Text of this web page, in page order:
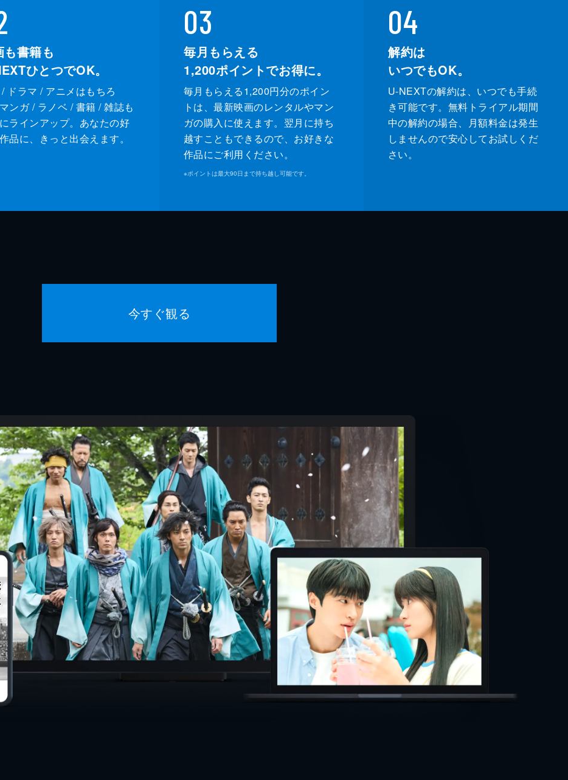
も書籍も
ひとつでOK。
ドラマ / アニメはもちろ
ンガ / ラノベ / 書籍 / 雑誌も
ラインアップ。あなたの好
品に、きっと出会えます。
03
毎月もらえる
1,200ポイントでお得に。
毎月もらえる1,200円分のポイン
トは、最新映画のレンタルやマン
ガの購入に使えます。翌月に持ち
越すこともできるので、お好きな
作品にご利用ください。
※ポイントは最大90日まで持ち越し可能です。
04
解約は
いつでもOK。
U-NEXTの解約は、いつでも手続
き可能です。無料トライアル期間
中の解約の場合、月額料金は発生
しませんので安心してお試しくだ
さい。
今すぐ観る